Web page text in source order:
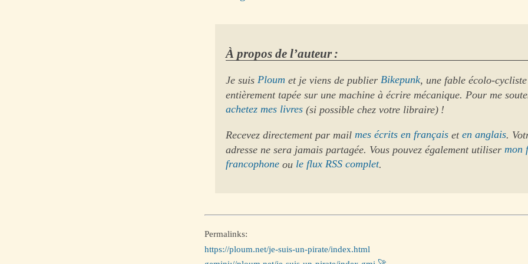
À propos de l’auteur :
Je suisPloum et je viens de publierBikepunk, une fable écolo-cycliste
entièrement tapée sur une machine à écrire mécanique. Pour me
achetez mes livres (si possible chez votre libraire) !
Recevez directement par mailmes écrits en français eten anglais.
adresse ne sera jamais partagée. Vous pouvez également utilisermon
francophone ou le flux RSS complet.
Permalinks:
https://ploum.net/je-suis-un-pirate/index.html